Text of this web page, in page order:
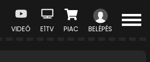
VIDEÓ E1TV PIAC BELÉPÉS